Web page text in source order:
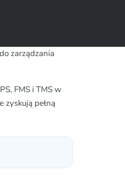
zarządzania
FMS i TMS w
pełną